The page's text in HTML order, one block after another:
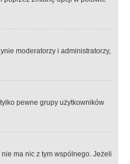
moderatorzy i administratorzy,
pewne grupy użytkowników
ma nic z tym wspólnego. Jeżeli